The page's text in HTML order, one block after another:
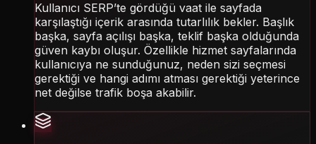
Kullanıcı SERP’te gördüğü vaat ile sayfada
karşılaştığı içerik arasında tutarlılık bekler. Başlık
başka, sayfa açılışı başka, teklif başka olduğunda
güven kaybı oluşur. Özellikle hizmet sayfalarında
kullanıcıya ne sunduğunuz, neden sizi seçmesi
gerektiği ve hangi adımı atması gerektiği yeterince
net değilse trafik boşa akabilir.